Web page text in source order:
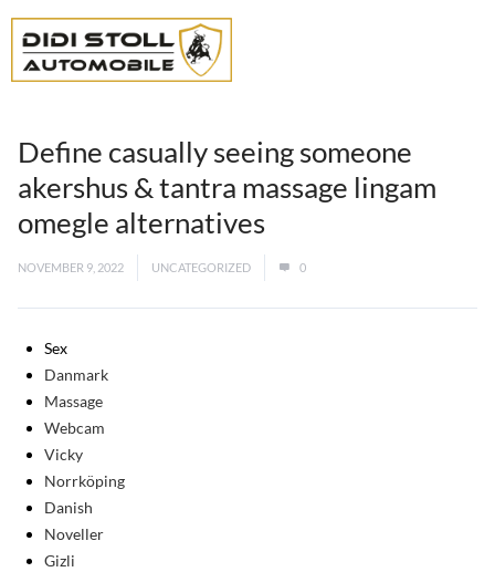
Define casually seeing someone
akershus & tantra massage lingam
omegle alternatives
NOVEMBER 9, 2022 UNCATEGORIZED 0
Sex
Danmark
Massage
Webcam
Vicky
Norrköping
Danish
Noveller
Gizli